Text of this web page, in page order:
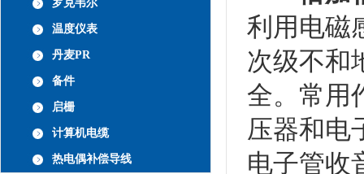
罗克韦尔
温度仪表
丹麦PR
备件
启栅
计算机电缆
热电偶补偿导线
利用电磁
次级不和
全。常用
压器和电
电子管收